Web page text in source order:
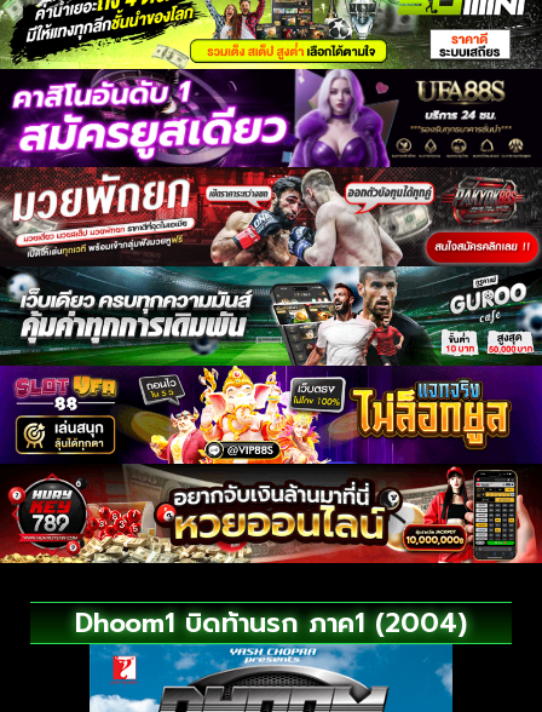
Dhoom1 บิดท้านรก ภาค1 (2004)